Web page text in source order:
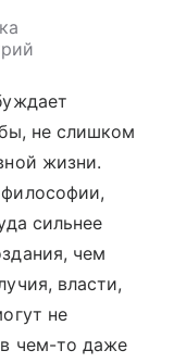
не слишком
жизни.
сильнее
чем
власти,
не
чем-то даже